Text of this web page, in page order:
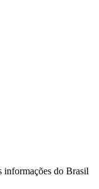
informações do Brasil